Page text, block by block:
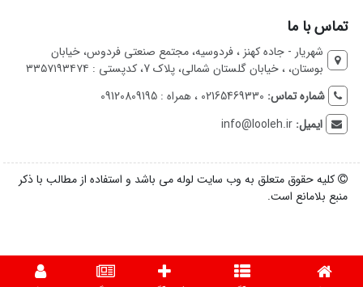
تماس با ما
شهریار - جاده کهنز ، فردوسیه، مجتمع صنعتی فردوس، خیابان
بوستان، ، خیابان گلستان شمالی، پلاک 7، کدپستی : ۳۳۵۷۱۹۳۴۷۴
شماره تماس: 02165469330 ، همراه : 09120809195
ایمیل:info@looleh.ir
کلیه حقوق متعلق به وب سایت لوله می باشد و استفاده از مطالب با ذکر
منبع بلامانع است.